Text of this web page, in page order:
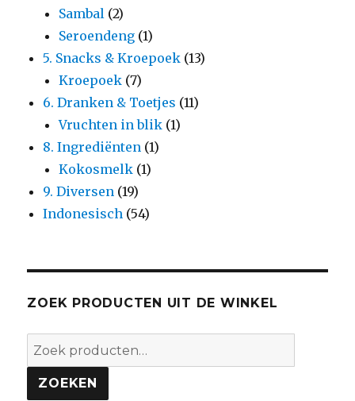
Sambal (2)
Seroendeng (1)
5. Snacks & Kroepoek (13)
Kroepoek (7)
6. Dranken & Toetjes (11)
Vruchten in blik (1)
8. Ingrediënten (1)
Kokosmelk (1)
9. Diversen (19)
Indonesisch (54)
ZOEK PRODUCTEN UIT DE WINKEL
Zoeken
naar:
ZOEKEN